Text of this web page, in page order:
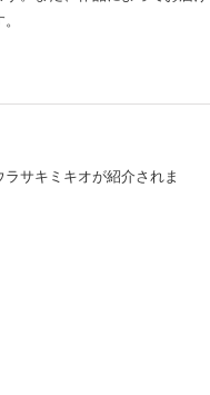
サキミキオが紹介されま